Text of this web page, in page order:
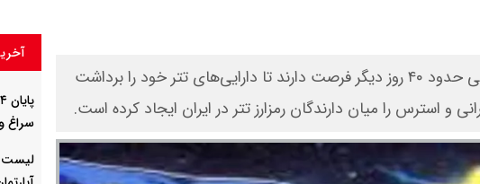
پلتفرم صرافی کریپتو اعلام کرده کاربرانش تا آخر ماه مارس ۲۰۲۵ یعنی حدود ۴۰ روز دیگر فرصت دارند تا دارایی‌های تتر خود را برداشت
سراغ
لیست